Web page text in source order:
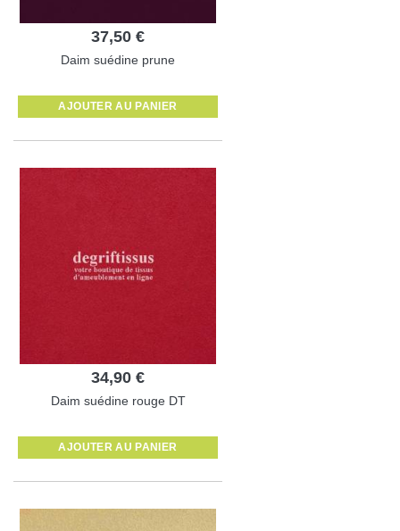
37,50 €
Daim suédine prune
AJOUTER AU PANIER
34,90 €
Daim suédine rouge DT
AJOUTER AU PANIER